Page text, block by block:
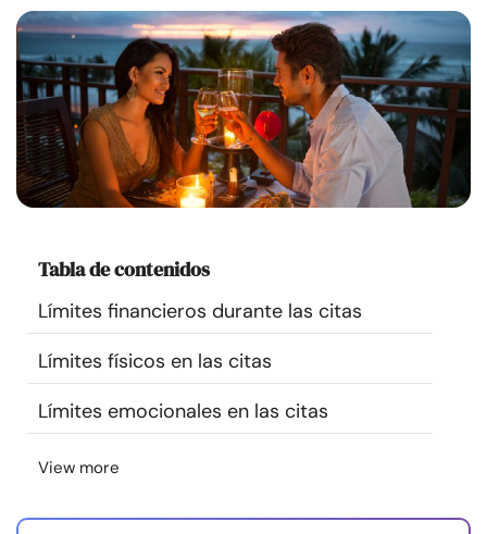
Familia
Ayuda
Cursos
Comunidad
Encuentra un terapeuta
Idioma
Tabla de contenidos
Límites financieros durante las citas
Límites físicos en las citas
Límites emocionales en las citas
View more